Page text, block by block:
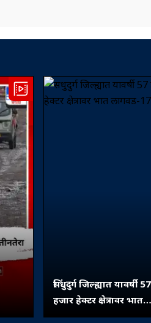
सिंधुदुर्ग जिल्ह्यात यावर्षी 57
हजार हेक्टर क्षेत्रावर भात
लागवड